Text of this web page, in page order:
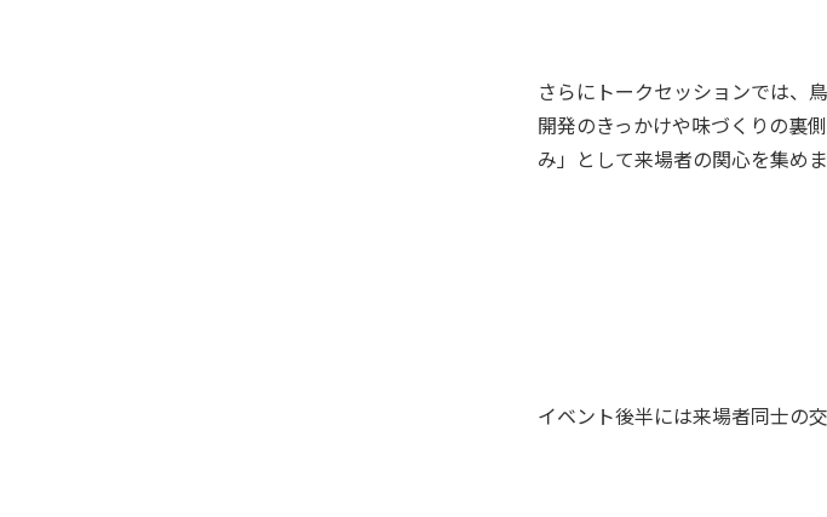
さらにトークセッションでは、
開発のきっかけや味づくりの裏
み」として来場者の関心を集めま
イベント後半には来場者同士の